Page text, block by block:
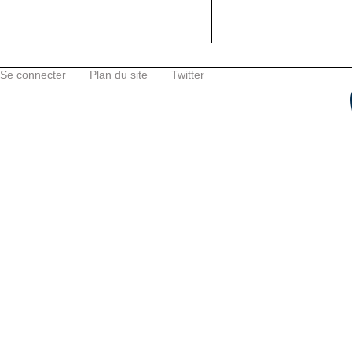
Se connecter Plan du site Twitter